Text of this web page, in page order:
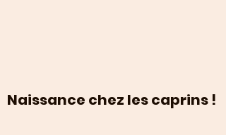
Naissance chez les caprins !